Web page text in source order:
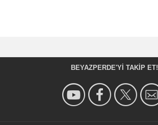
BEYAZPERDE'YI TAKIP ET!